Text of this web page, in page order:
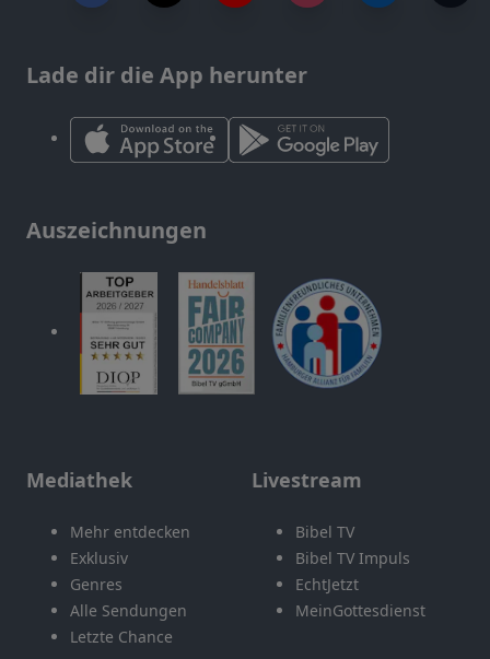
Lade dir die App herunter
Auszeichnungen
Mediathek
Mehr entdecken
Exklusiv
Genres
Alle Sendungen
Letzte Chance
Livestream
Bibel TV
Bibel TV Impuls
EchtJetzt
MeinGottesdienst